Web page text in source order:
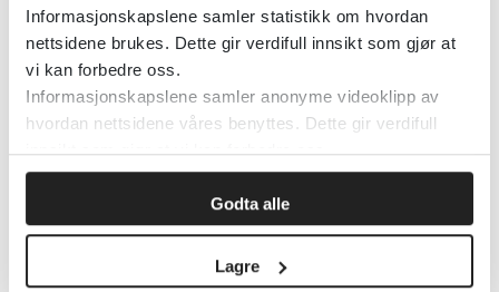
Informasjonskapslene samler statistikk om hvordan
nettsidene brukes. Dette gir verdifull innsikt som gjør at
vi kan forbedre oss.
Informasjonskapslene samler anonyme videoklipp av
hvordan nettsidene våres benyttes. Dette gir verdifull
innsikt som gjør at vi kan forbedre oss.
Godta alle
Lagre
til originalspråket og kontroll av
oversettelsesprosedyre gjennom en
lisensiert oversetter.
Emner:Spiseforstyrrelser
Verktøy